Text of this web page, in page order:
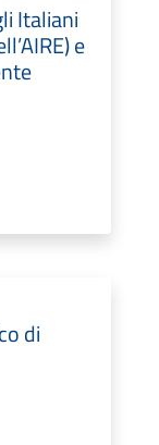
Italiani
e
di